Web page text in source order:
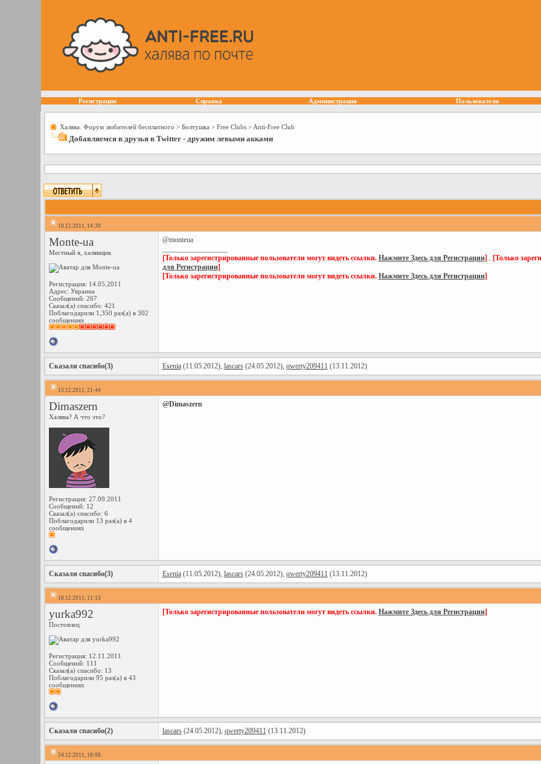
Регистрация Справка Администрация Пользователи
Халява. Форум любителей бесплатного > Болтушка > Free Сlubs > Anti-Free Club
Добавляемся в друзья в Twitter - дружим левыми акками
10.12.2011, 14:39
Monte-ua
Местный я, халявщик
Регистрация: 14.05.2011
Адрес: Украина
Сообщений: 267
Сказал(а) спасибо: 421
Поблагодарили 1,350 раз(а) в 302
сообщениях
@monteua
[Только зарегистрированные пользователи могут видеть ссылки. Нажмите Здесь для Регистрации] ... [Только
для Регистрации]
[Только зарегистрированные пользователи могут видеть ссылки. Нажмите Здесь для Регистрации]
Сказали спасибо(3) Esenia(11.05.2012), lascars(24.05.2012), qwerty209411 (13.11.2012)
13.12.2011, 21:44
Dimaszern
Халява? А что это?
Регистрация: 27.09.2011
Сообщений: 12
Сказал(а) спасибо: 6
Поблагодарили 13 раз(а) в 4
сообщениях
@Dimaszern
Сказали спасибо(3) Esenia(11.05.2012), lascars(24.05.2012), qwerty209411 (13.11.2012)
18.12.2011, 11:13
yurka992
Постоялец
Регистрация: 12.11.2011
Сообщений: 111
Сказал(а) спасибо: 13
Поблагодарили 95 раз(а) в 43
сообщениях
[Только зарегистрированные пользователи могут видеть ссылки. Нажмите Здесь для Регистрации]
Сказали спасибо(2) lascars(24.05.2012), qwerty209411 (13.11.2012)
24.12.2011, 18:08